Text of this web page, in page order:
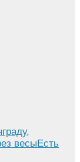
весыЕсть